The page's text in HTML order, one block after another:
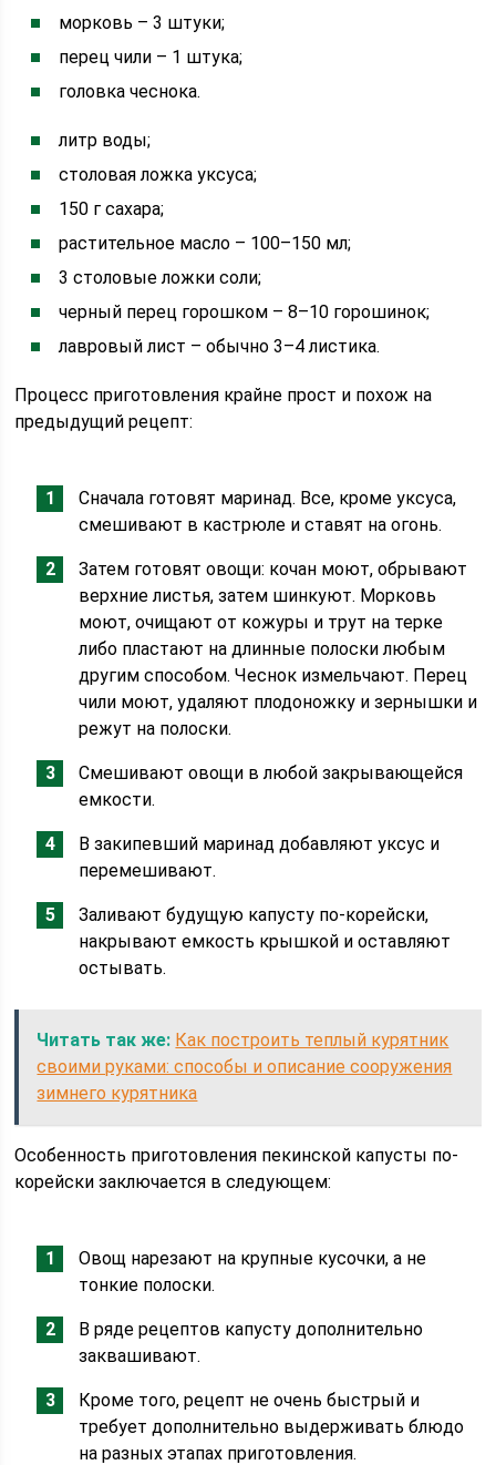
морковь – 3 штуки;
перец чили – 1 штука;
головка чеснока.
литр воды;
столовая ложка уксуса;
150 г сахара;
растительное масло – 100–150 мл;
3 столовые ложки соли;
черный перец горошком – 8–10 горошинок;
лавровый лист – обычно 3–4 листика.
Процесс приготовления крайне прост и похож на
предыдущий рецепт:
Сначала готовят маринад. Все, кроме уксуса,
смешивают в кастрюле и ставят на огонь.
Затем готовят овощи: кочан моют, обрывают
верхние листья, затем шинкуют. Морковь
моют, очищают от кожуры и трут на терке
либо пластают на длинные полоски любым
другим способом. Чеснок измельчают. Перец
чили моют, удаляют плодоножку и зернышки и
режут на полоски.
Смешивают овощи в любой закрывающейся
емкости.
В закипевший маринад добавляют уксус и
перемешивают.
Заливают будущую капусту по-корейски,
накрывают емкость крышкой и оставляют
остывать.
Читать так же: Как построить теплый курятник
своими руками: способы и описание сооружения
зимнего курятника
Особенность приготовления пекинской капусты по-
корейски заключается в следующем:
Овощ нарезают на крупные кусочки, а не
тонкие полоски.
В ряде рецептов капусту дополнительно
заквашивают.
Кроме того, рецепт не очень быстрый и
требует дополнительно выдерживать блюдо
на разных этапах приготовления.